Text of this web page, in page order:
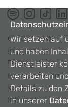
©2026HHN
Impressum
Datenschutz
Barrierefreiheit
Kontakt
Intranet
Wir setzen auf
und haben
Dienstleister
verarbeiten
Details zu den
in unserer